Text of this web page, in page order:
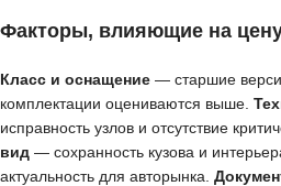
Факторы, влияющие на
Класс и оснащение — старшие
комплектации оцениваются выше.
исправность узлов и отсутствие
вид — сохранность кузова и
актуальность для авторынка.